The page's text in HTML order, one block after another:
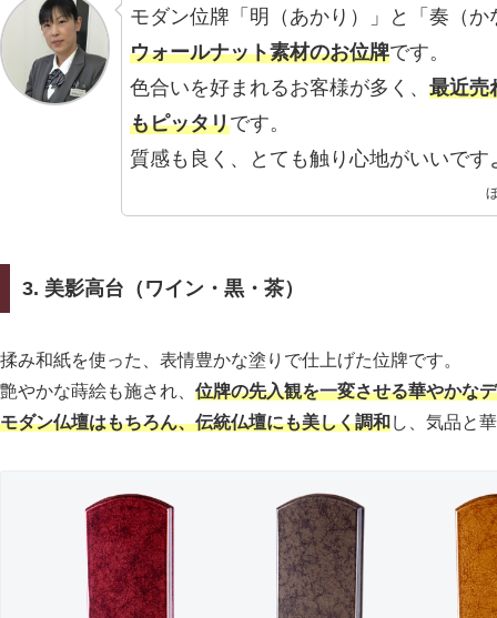
モダン位牌「明（あかり）」と「奏（か
ウォールナット素材のお位牌です。
色合いを好まれるお客様が多く、最近売
もピッタリです。
質感も良く、とても触り心地がいいです
3. 美影高台（ワイン・黒・茶）
揉み和紙を使った、表情豊かな塗りで仕上げた位牌です。
艶やかな蒔絵も施され、 位牌の先入観を一変させる華やかな
モダン仏壇はもちろん、伝統仏壇にも美しく調和し、気品と